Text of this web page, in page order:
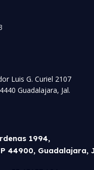
Luis G. Curiel 2107
Guadalajara, Jal.
1994,
44900, Guadalajara,